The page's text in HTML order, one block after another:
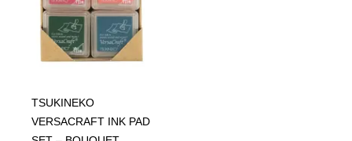
TSUKINEKO
VERSACRAFT INK PAD